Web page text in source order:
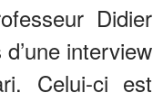
Didier
interview
Celui-ci est